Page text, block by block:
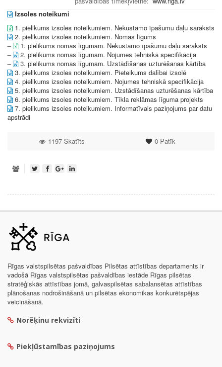
Izsoles noteikumi
1. pielikums izsoles noteikumiem. Nekustamo īpašumu daļu saraksts
2. pielikums izsoles noteikumiem. Nomas līgums
–
1. pielikums nomas līgumam. Nekustamo īpašumu daļu saraksts
–
2. pielikums nomas līgumam. Nojumes tehniskā specifikācija
–
3. pielikums nomas līgumam. Uzstādīšanas uzturēšanas kārtība
3. pielikums izsoles noteikumiem. Pieteikums dalībai izsolē
4. pielikums izsoles noteikumiem. Nojumes tehniskā specifikācija
5. pielikums izsoles noteikumiem. Uzstādīšanas uzturēšanas kārtība
6. pielikums izsoles noteikumiem. Tīkla reklāmas līguma projekts
7. pielikums izsoles noteikumiem. Informatīvais paziņojums par datu
apstrādi
0Patīk
1197 Skatīts
Rīgas valstspilsētas pašvaldības Pilsētas attīstības departaments ir
vadošā Rīgas valstspilsētas pašvaldības iestāde Rīgas pilsētas
stratēģiskās attīstības jomā, galvaspilsētas sabalansētas attīstības
plānošanas nodrošināšanā un pilsētas ekonomikas konkurētspējas
veicināšanā.
Norēķinu rekvizīti
Piekļūstamības paziņojums